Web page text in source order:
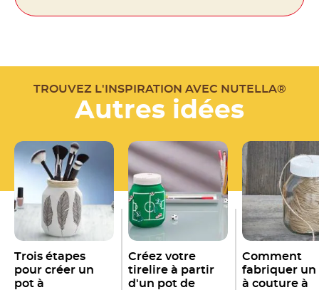
TROUVEZ L'INSPIRATION AVEC NUTELLA®
Autres idées
Trois étapes
pour créer un
pot à
Créez votre
tirelire à partir
d'un pot de
Comment
fabriquer un
à couture à